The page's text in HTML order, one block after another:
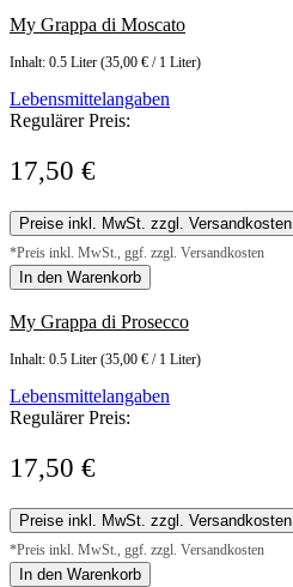
My Grappa di Moscato
Inhalt: 0.5 Liter (35,00 € / 1 Liter)
Lebensmittelangaben
Regulärer Preis:
17,50 €
Preise inkl. MwSt. zzgl. Versandkosten
*Preis inkl. MwSt., ggf. zzgl. Versandkosten
In den Warenkorb
My Grappa di Prosecco
Inhalt: 0.5 Liter (35,00 € / 1 Liter)
Lebensmittelangaben
Regulärer Preis:
17,50 €
Preise inkl. MwSt. zzgl. Versandkosten
*Preis inkl. MwSt., ggf. zzgl. Versandkosten
In den Warenkorb